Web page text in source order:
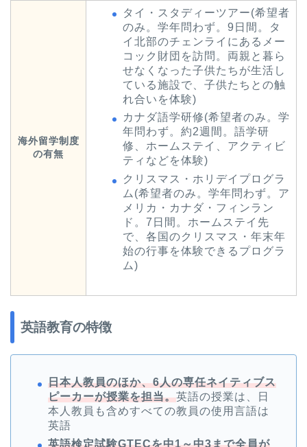
海外留学制度
の有無
タイ・スタディーツアー(希望者
のみ。学年問わず。9日間。タ
イ北部のチェンライにあるメー
コック財団を訪問。両親と暮ら
せなくなった子供たちが生活し
ている施設で、子供たちとの触
れ合いを体験)
カナダ語学研修(希望者のみ。学
年問わず。約2週間。語学研
修、ホームステイ、アクティビ
ティなどを体験)
クリスマス・ホリデイプログラ
ム(希望者のみ。学年問わず。ア
メリカ・カナダ・フィンラン
ド。7日間。ホームステイ先
で、各国のクリスマス・年末年
始の行事を体験できるプログラ
ム)
英語教育の特徴
日本人教員のほか、6人の専任ネイティブス
ピーカーが授業を担当。英語の授業は、日
本人教員も含めすべての教員の使用言語は
英語
英語検定試験GTECを中1～中3まで全員が